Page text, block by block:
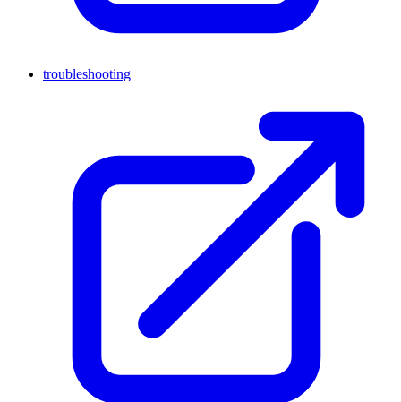
troubleshooting